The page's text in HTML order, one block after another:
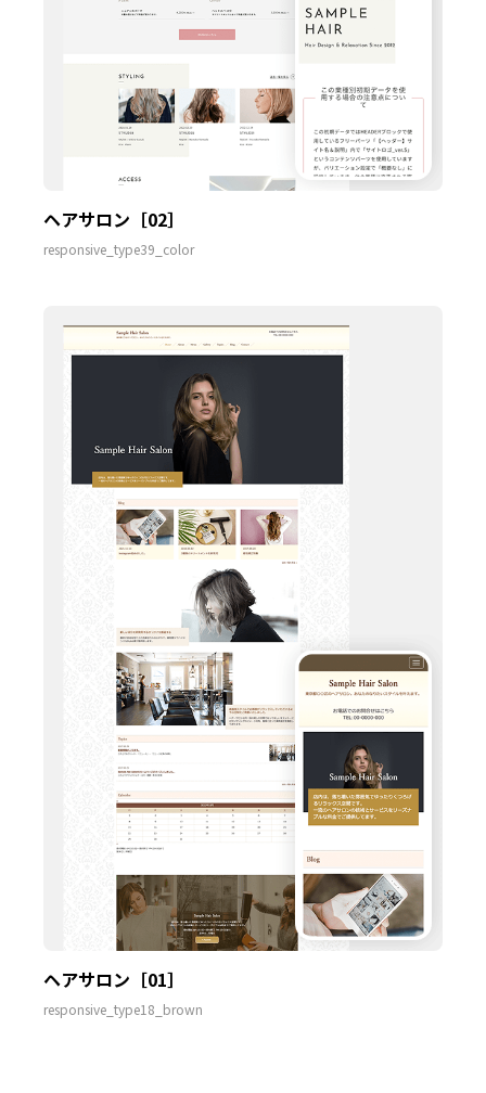
ヘアサロン［02］
responsive_type39_color
ヘアサロン［01］
responsive_type18_brown